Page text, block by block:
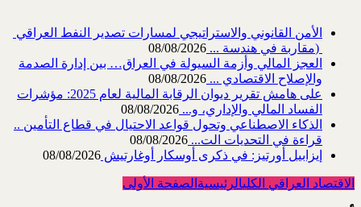
‎) ‎مقاربة في هندسة ...
08/08/2026
العجز المالي وأزمة السيولة في العراق… بين إدارة الصدمة
والإصلاح الاقتصادي ... 08/08/2026
على هامش تقرير ديوان الرقابة المالية لعام 2025: مؤشرات
الفساد المالي والإداري، و... 08/08/2026
الذكاء الاصطناعي وتحول قواعد الاحتيال في قطاع ‏التأمين ..
قراءة في التحديات الت... 08/08/2026
إيزابيل أورتيز: في ذكرى ‏أوسكار أوغارتيش 08/08/2026
الاقتصاد العراقي الكليالرئيسية الصفحة الأولى